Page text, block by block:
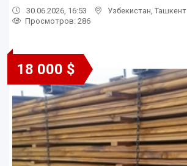
30.06.2026, 16:53 Узбекистан Ташкент
Просмотров: 286
18 000 $